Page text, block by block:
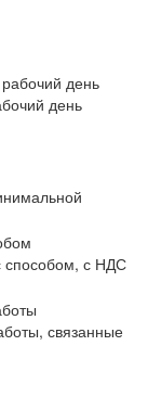
день
с НДС
связанные